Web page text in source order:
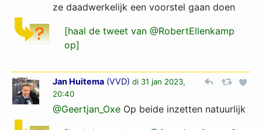
ze daadwerkelijk een voorstel gaan doen
[haal de tweet van @RobertEllenkamp
op]
Jan Huitema (VVD) di 31 jan 2023,
20:40
@Geertjan_Oxe Op beide inzetten natuurlijk